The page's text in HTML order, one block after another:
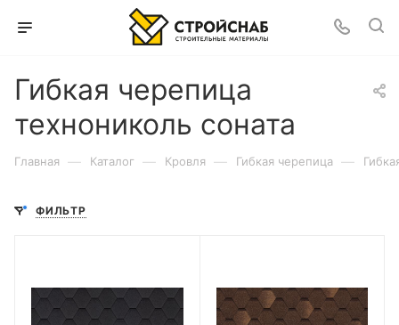
Гибкая черепица
технониколь соната
Главная — Каталог — Кровля — Гибкая черепица —
ФИЛЬТР